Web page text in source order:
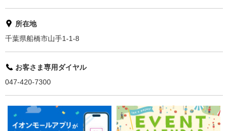
所在地
千葉県船橋市山手1-1-8
お客さま専用ダイヤル
047-420-7300